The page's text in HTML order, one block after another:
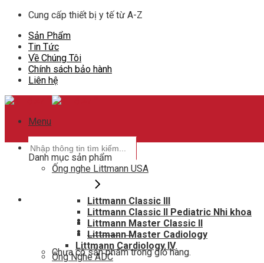
Skip
content
Cung cấp thiết bị y tế từ A-Z
Sản Phẩm
Tin Tức
Về Chúng Tôi
Chính sách bảo hành
Liên hệ
Menu
Tìm
kiếm:
0948802788
Giỏ hàng0
Chưa có sản phẩm trong giỏ hàng.
Danh mục sản phẩm
Ống nghe Littmann USA
Littmann Classic III
Littmann Classic II Pediatric Nhi khoa
Littmann Master Classic II
Littmann Master Cadiology
Littmann Cardiology IV
Ống Nghe ADC